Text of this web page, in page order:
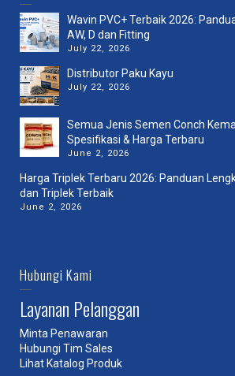
Wavin PVC+ Terbaik 2026:
AW, D dan Fitting
July 22, 2026
Distributor Paku Kayu
July 22, 2026
Semua Jenis Semen Conch
Spesifikasi & Harga Terbaru
June 2, 2026
Harga Triplek Terbaru 2026: Panduan
dan Triplek Terbaik
June 2, 2026
Hubungi Kami
Layanan Pelanggan
Minta Penawaran
Hubungi Tim Sales
Lihat Katalog Produk